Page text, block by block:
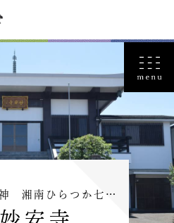
湘南ひらつか七…
妙安寺